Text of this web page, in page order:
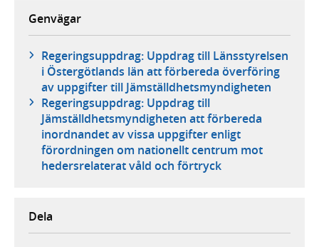
Genvägar
Regeringsuppdrag: Uppdrag till Länsstyrelsen
i Östergötlands län att förbereda överföring
av uppgifter till Jämställdhetsmyndigheten
Regeringsuppdrag: Uppdrag till
Jämställdhetsmyndigheten att förbereda
inordnandet av vissa uppgifter enligt
förordningen om nationellt centrum mot
hedersrelaterat våld och förtryck
Dela